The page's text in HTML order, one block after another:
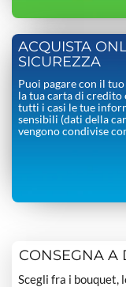
ACQUISTA
SICUREZZA
Puoi pagare con il
la tua carta di credito
tutti i casi le tue
sensibili (dati della
vengono condivise
CONSEGNA A
Scegli fra i bouquet,